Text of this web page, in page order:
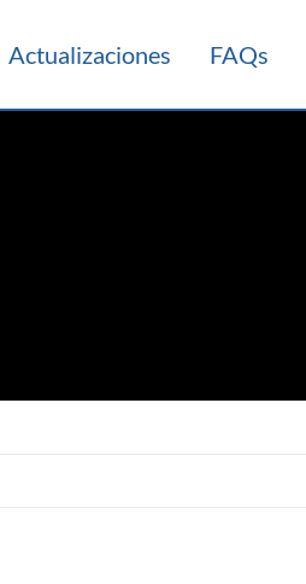
Actualizaciones FAQs